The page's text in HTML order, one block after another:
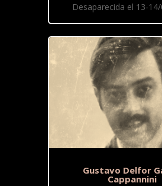
Desaparecida el 13-
Gustavo Delfor
Cappannini